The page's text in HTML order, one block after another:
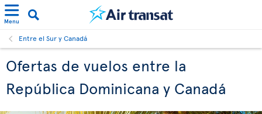
Menu
Entre el Sur y Canadá
Ofertas de vuelos entre la
República Dominicana y Canadá